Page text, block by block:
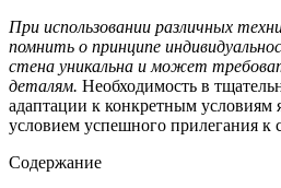
При использовании различных
помнить о принципе
стена уникальна и может
деталям. Необходимость в
адаптации к конкретным условиям
условием успешного прилегания к
Содержание